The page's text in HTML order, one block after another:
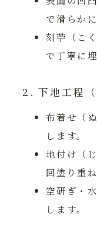
で滑らか
刻苧（こ
で丁寧に
2. 下地工程
布着せ（
します。
地付け（
回塗り重
空研ぎ・
します。